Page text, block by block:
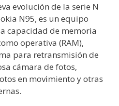
evolución de la serie N
N95, es un equipo
capacidad de memoria
operativa (RAM),
para retransmisión de
cámara de fotos,
en movimiento y otras